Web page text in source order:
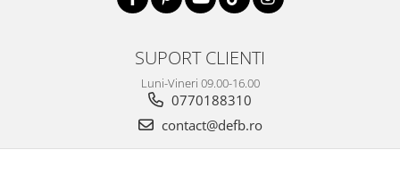
SUPORT CLIENTI
Luni-Vineri 09.00-16.00
0770188310
contact@defb.ro